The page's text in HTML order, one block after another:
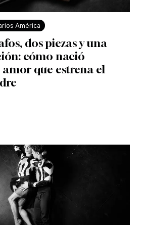
América
dos piezas y una
cómo nació
que estrena el